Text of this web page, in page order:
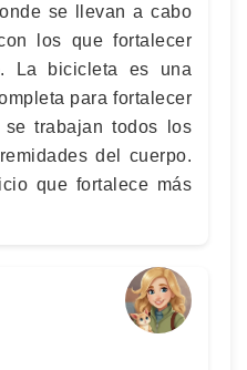
se llevan a cabo
los que fortalecer
La bicicleta es una
para fortalecer
trabajan todos los
del cuerpo.
que fortalece más